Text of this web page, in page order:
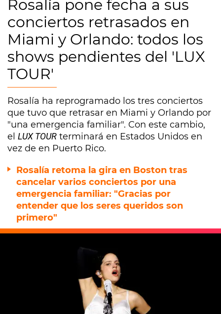
Rosalía pone fecha a sus
conciertos retrasados en
Miami y Orlando: todos los
shows pendientes del 'LUX
TOUR'
Rosalía ha reprogramado los tres conciertos
que tuvo que retrasar en Miami y Orlando por
"una emergencia familiar". Con este cambio,
el LUX TOUR terminará en Estados Unidos en
vez de en Puerto Rico.
Rosalía retoma la gira en Boston tras
cancelar varios conciertos por una
emergencia familiar: "Gracias por
entender que los seres queridos son
primero"